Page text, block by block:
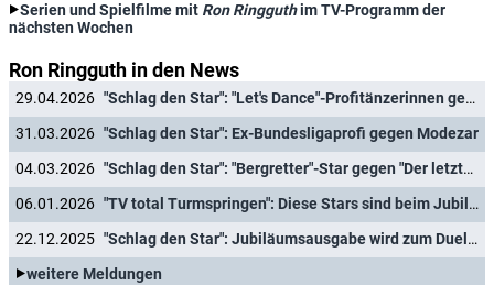
Serien und Spielfilme mit Ron Ringguthim TV-Programm der
nächsten Wochen
Ron Ringguth in den News
29.04.2026
"Schlag den Star": "Let's Dance"-Profitänzerinnen gegen Schlagerstar & Moderatorin
31.03.2026 "Schlag den Star": Ex-Bundesligaprofi gegen Modezar
04.03.2026
"Schlag den Star": "Bergretter"-Star gegen "Der letzte Bulle"
06.01.2026
"TV total Turmspringen": Diese Stars sind beim Jubiläum am 10. Januar 2026 dabei
22.12.2025
"Schlag den Star": Jubiläumsausgabe wird zum Duell ProSieben gegen Sat.1
weitere Meldungen